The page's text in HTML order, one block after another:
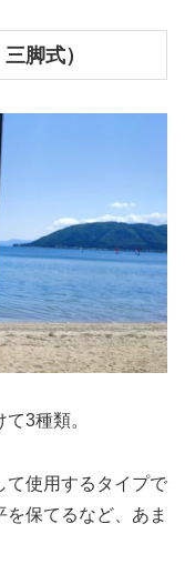
脚式）
3種類。
て使用するタイプで
保てるなど、あま